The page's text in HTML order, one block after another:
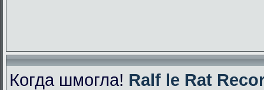
Когда шмогла! Ralf le Rat